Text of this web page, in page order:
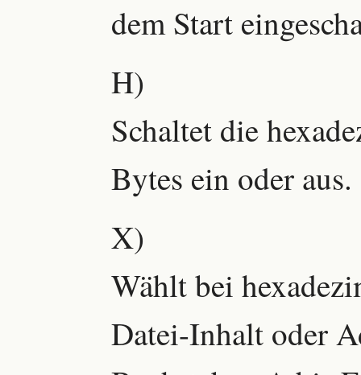
dem Start
H)
Schaltet die
Bytes ein oder aus.
X)
Wählt bei
Datei-Inhalt oder